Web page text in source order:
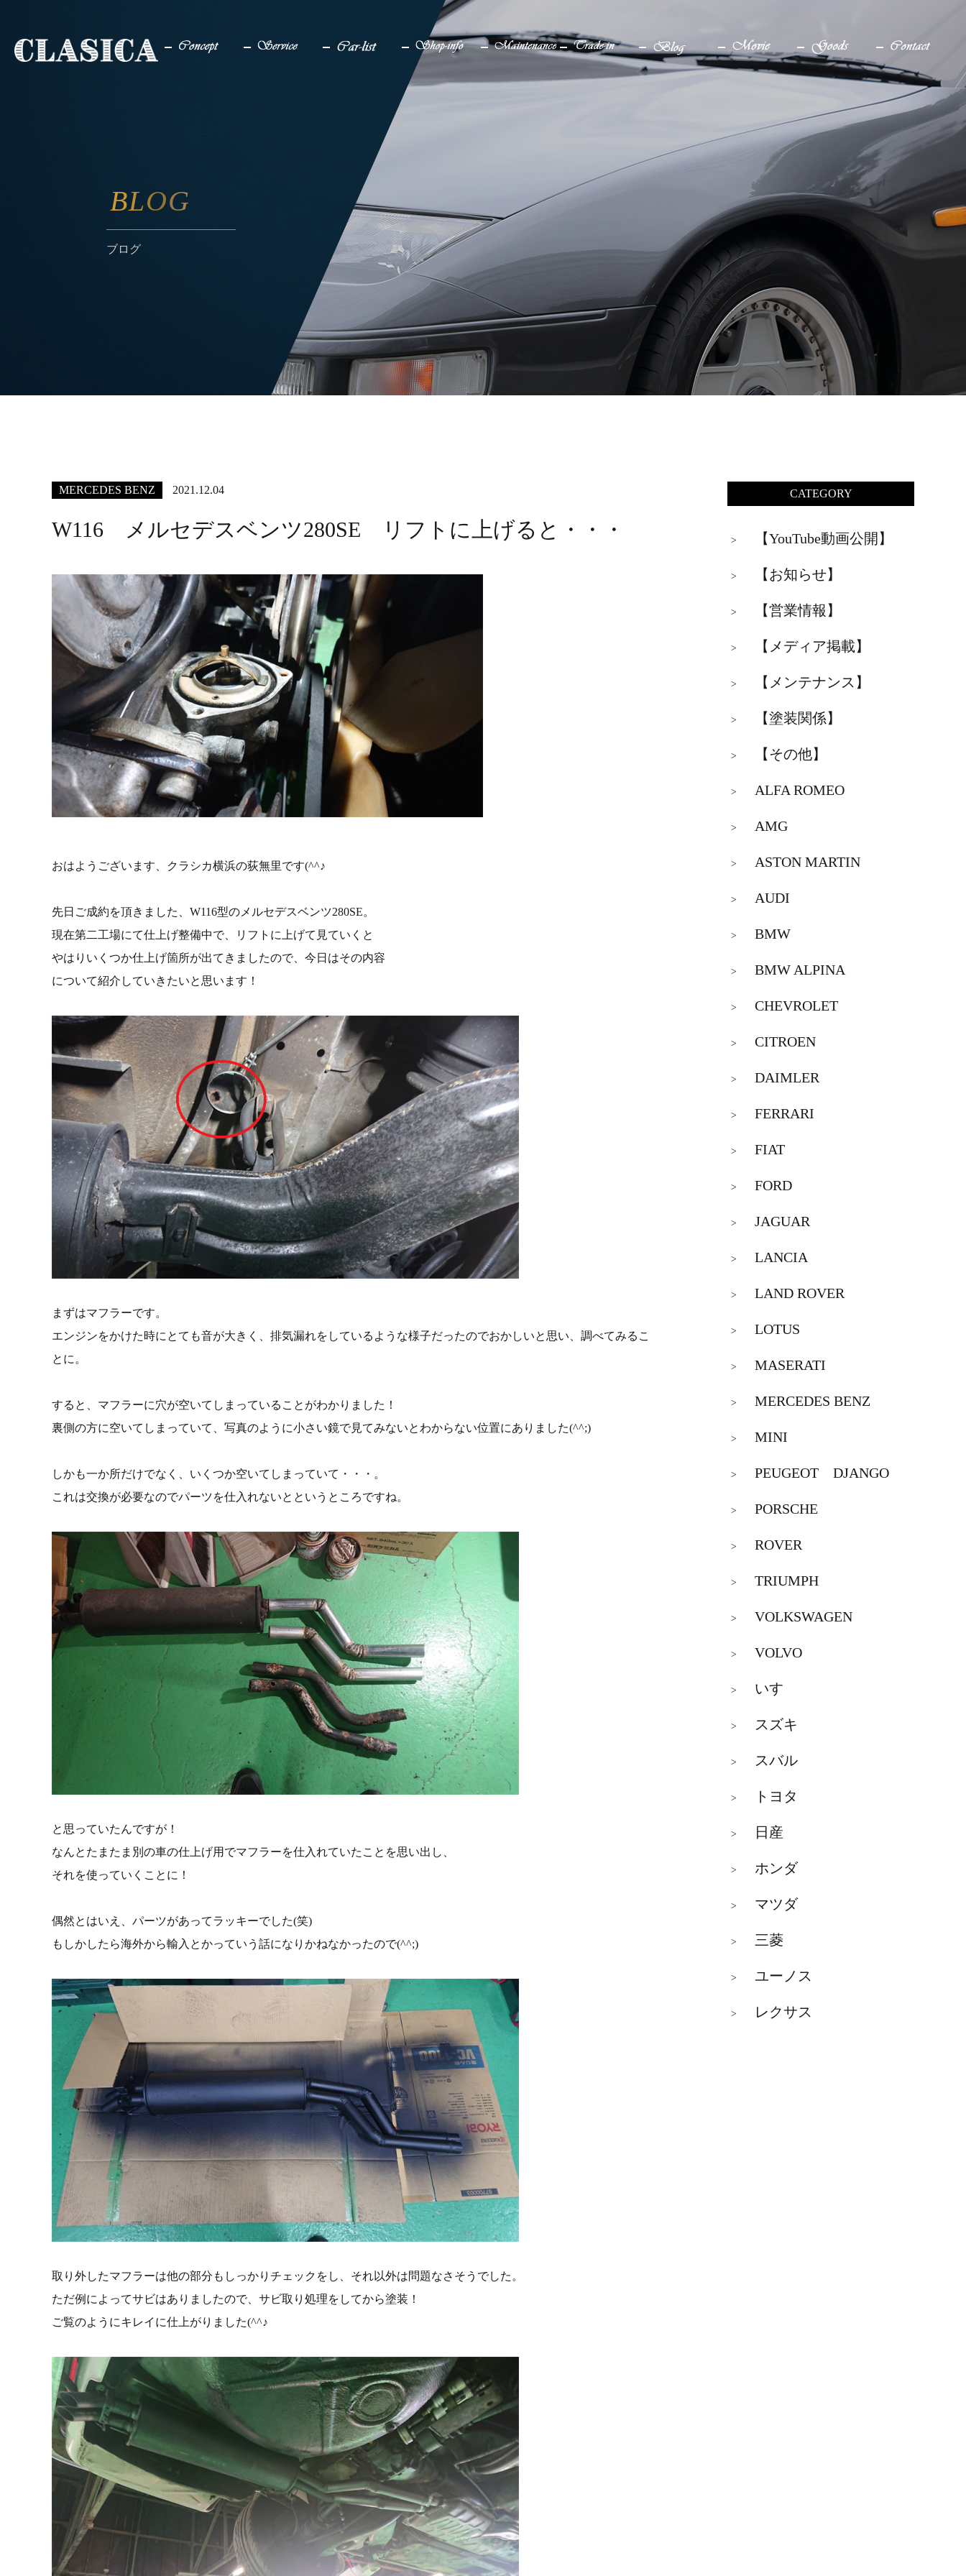
検索
店舗情報
メディア
アクセス ブログ YouTube お問い合わせ
BLOG
ブログ
MERCEDES BENZ 2021.12.04
W116 メルセデスベンツ280SE リフトに上げると・・・
おはようございます、クラシカ横浜の荻無里です(^^♪
先日ご成約を頂きました、W116型のメルセデスベンツ280SE。
現在第二工場にて仕上げ整備中で、リフトに上げて見ていくと
やはりいくつか仕上げ箇所が出てきましたので、今日はその内容
について紹介していきたいと思います！
まずはマフラーです。
エンジンをかけた時にとても音が大きく、排気漏れをしているような様子だったのでおかしいと思い、調べてみるこ
とに。
すると、マフラーに穴が空いてしまっていることがわかりました！
裏側の方に空いてしまっていて、写真のように小さい鏡で見てみないとわからない位置にありました(^^;)
しかも一か所だけでなく、いくつか空いてしまっていて・・・。
これは交換が必要なのでパーツを仕入れないとというところですね。
と思っていたんですが！
なんとたまたま別の車の仕上げ用でマフラーを仕入れていたことを思い出し、
それを使っていくことに！
偶然とはいえ、パーツがあってラッキーでした(笑)
もしかしたら海外から輸入とかっていう話になりかねなかったので(^^;)
取り外したマフラーは他の部分もしっかりチェックをし、それ以外は問題なさそうでした。
ただ例によってサビはありましたので、サビ取り処理をしてから塗装！
ご覧のようにキレイに仕上がりました(^^♪
CATEGORY
> 【YouTube動画公開】
> 【お知らせ】
> 【営業情報】
> 【メディア掲載】
> 【メンテナンス】
> 【塗装関係】
> 【その他】
> ALFA ROMEO
> AMG
> ASTON MARTIN
> AUDI
> BMW
> BMW ALPINA
> CHEVROLET
> CITROEN
> DAIMLER
> FERRARI
> FIAT
> FORD
> JAGUAR
> LANCIA
> LAND ROVER
> LOTUS
> MASERATI
> MERCEDES BENZ
> MINI
> PEUGEOT DJANGO
> PORSCHE
> ROVER
> TRIUMPH
> VOLKSWAGEN
> VOLVO
> いすゞ
> スズキ
> スバル
> トヨタ
> 日産
> ホンダ
> マツダ
> 三菱
> ユーノス
> レクサス